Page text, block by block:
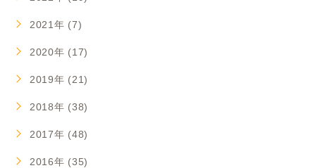
2021年 (7)
2020年 (17)
2019年 (21)
2018年 (38)
2017年 (48)
2016年 (35)